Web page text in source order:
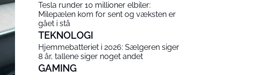
Tesla runder 10 millioner elbiler:
Milepælen kom for sent og væksten er
gået i stå
TEKNOLOGI
Hjemmebatteriet i 2026: Sælgeren siger
8 år, tallene siger noget andet
GAMING